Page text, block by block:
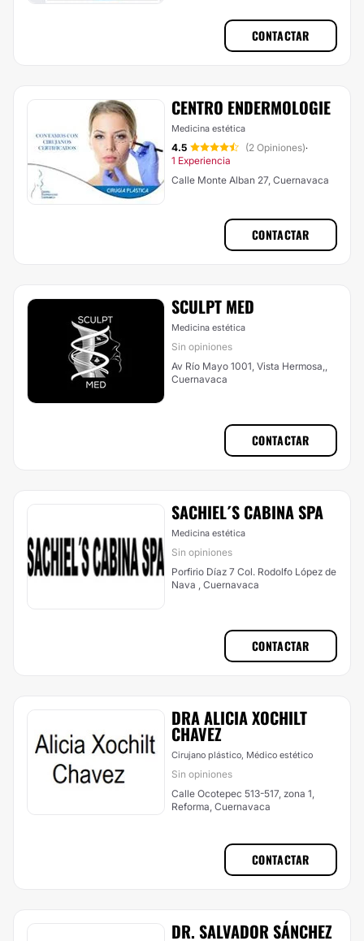
CONTACTAR
CENTRO ENDERMOLOGIE
Medicina estética
4.5 (2 Opiniones)·
1 Experiencia
Calle Monte Alban 27, Cuernavaca
CONTACTAR
SCULPT MED
Medicina estética
Sin opiniones
Av Río Mayo 1001, Vista Hermosa,,
Cuernavaca
CONTACTAR
SACHIEL´S CABINA SPA
Medicina estética
Sin opiniones
Porfirio Díaz 7 Col. Rodolfo López de
Nava , Cuernavaca
CONTACTAR
DRA ALICIA XOCHILT
CHAVEZ
Cirujano plástico, Médico estético
Sin opiniones
Calle Ocotepec 513-517, zona 1,
Reforma, Cuernavaca
CONTACTAR
DR. SALVADOR SÁNCHEZ